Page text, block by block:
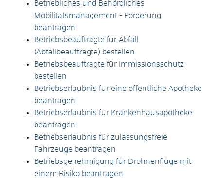
Betriebliches und Behördliches
Mobilitätsmanagement - Förderung
beantragen
Betriebsbeauftragte für Abfall
(Abfallbeauftragte) bestellen
Betriebsbeauftragte für Immissionsschutz
bestellen
Betriebserlaubnis für eine öffentliche Apotheke
beantragen
Betriebserlaubnis für Krankenhausapotheke
beantragen
Betriebserlaubnis für zulassungsfreie
Fahrzeuge beantragen
Betriebsgenehmigung für Drohnenflüge mit
einem Risiko beantragen